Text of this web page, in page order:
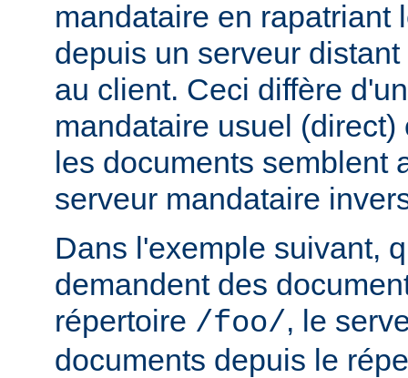
mandataire en rapatriant
depuis un serveur
au client. Ceci diffère
mandataire usuel (direct)
les documents semblent
serveur mandataire
Dans l'exemple suivant,
demandent des
répertoire /foo/, le
documents depuis le